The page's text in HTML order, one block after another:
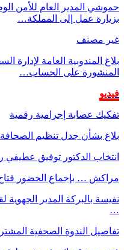
حموشي المدير العام للأمن
بزيارة عمل إلى المملكة…
غير مصنف
بلاغ المندوبية العامة لإدارة
المنشورة على الحساب…
فيديو
تفكيك عصابة إجرامية رقمية
بلاغ بشأن جدل تنظيم الصحافة
انتخاب الدكتور توفيق عطيفي
مراكش … بإجماع الحضور
نفيسة بالبركة المدير
…
تفاصيل الندوة الصحفية